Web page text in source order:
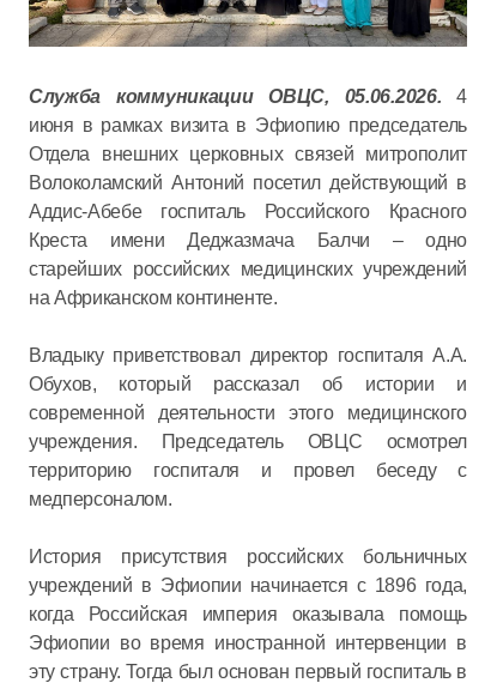
Служба коммуникации ОВЦС, 05.06.2026. 4
июня в рамках визита в Эфиопию председатель
Отдела внешних церковных связей митрополит
Волоколамский Антоний посетил действующий в
Аддис-Абебе госпиталь Российского Красного
Креста имени Деджазмача Балчи – одно
старейших российских медицинских учреждений
на Африканском континенте.
Владыку приветствовал директор госпиталя А.А.
Обухов, который рассказал об истории и
современной деятельности этого медицинского
учреждения. Председатель ОВЦС осмотрел
территорию госпиталя и провел беседу с
медперсоналом.
История присутствия российских больничных
учреждений в Эфиопии начинается с 1896 года,
когда Российская империя оказывала помощь
Эфиопии во время иностранной интервенции в
эту страну. Тогда был основан первый госпиталь в